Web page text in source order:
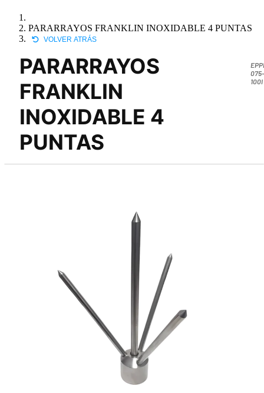
PARARRAYOS FRANKLIN INOXIDABLE 4 PUNTAS
VOLVER ATRÁS
PARARRAYOS
FRANKLIN
INOXIDABLE 4
PUNTAS
075-
100I